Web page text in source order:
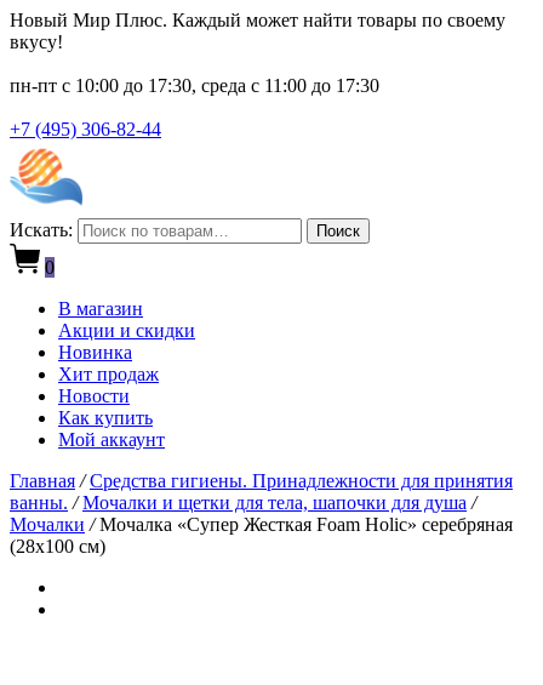
Новый Мир Плюс. Каждый может найти товары по своему
вкусу!
пн-пт с 10:00 до 17:30, среда с 11:00 до 17:30
+7 (495) 306-82-44
Искать: Поиск
0
В магазин
Акции и скидки
Новинка
Хит продаж
Новости
Как купить
Мой аккаунт
Главная / Средства гигиены. Принадлежности для принятия
ванны. / Мочалки и щетки для тела, шапочки для душа /
Мочалки /Мочалка «Супер Жесткая Foam Holic» серебряная
(28х100 см)